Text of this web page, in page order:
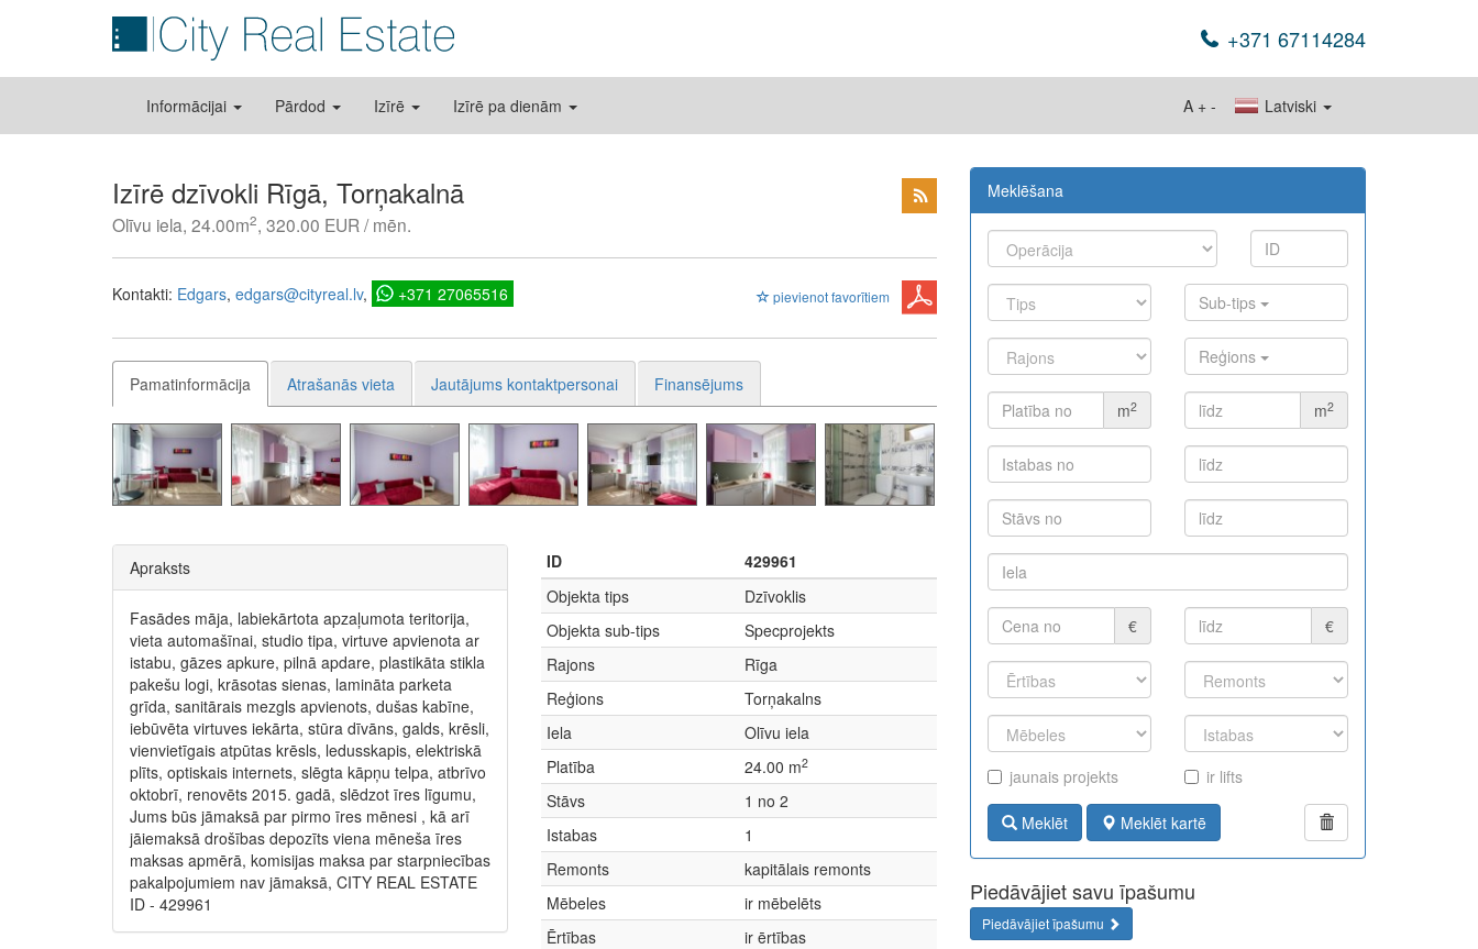
+371 67114284
Informācijai Pārdod Izīrē Izīrē pa dienām Latviski
A + -
Izīrē dzīvokli Rīgā, Torņakalnā
Olīvu iela, 24.00m2, 320.00 EUR / mēn.
pievienot favorītiem
Kontakti: Edgars edgars@cityreal.lv +371 27065516
Pamatinformācija Atrašanās vieta Jautājums kontaktpersonai Finansējums
Apraksts
Fasādes māja, labiekārtota apzaļumota teritorija,
vieta automašīnai, studio tipa, virtuve apvienota ar
istabu, gāzes apkure, pilnā apdare, plastikāta stikla
pakešu logi, krāsotas sienas, lamināta parketa
grīda, sanitārais mezgls apvienots, dušas kabīne,
iebūvēta virtuves iekārta, stūra dīvāns, galds, krēsli,
vienvietīgais atpūtas krēsls, ledusskapis, elektriskā
plīts, optiskais internets, slēgta kāpņu telpa, atbrīvo
oktobrī, renovēts 2015. gadā, slēdzot īres līgumu,
Jums būs jāmaksā par pirmo īres mēnesi , kā arī
jāiemaksā drošības depozīts viena mēneša īres
maksas apmērā, komisijas maksa par starpniecības
pakalpojumiem nav jāmaksā, CITY REAL ESTATE
ID - 429961
ID
429961
Objekta tips
Dzīvoklis
Objekta sub-tips
Specprojekts
Rajons
Rīga
Reģions
Torņakalns
Iela
Olīvu iela
Platība
24.00 m2
Stāvs
1 no 2
Istabas
1
Remonts
kapitālais remonts
Mēbeles
ir mēbelēts
Ērtības
ir ērtības
Meklēšana
Sub-tips
Reģions
m2 m2
€ €
jaunais projekts ir lifts
Meklēt Meklēt kartē
Piedāvājiet savu īpašumu
Piedāvājiet īpašumu